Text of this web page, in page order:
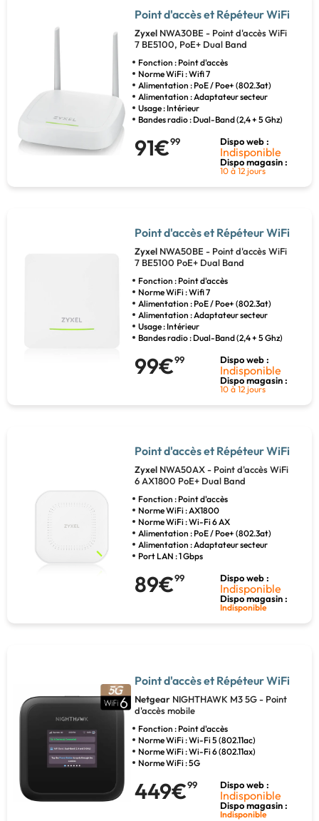
Point d'accès et Répéteur WiFi
Zyxel NWA30BE - Point d'accès WiFi
7 BE5100, PoE+ Dual Band
Fonction : Point d'accès
Norme WiFi : Wifi 7
Alimentation : PoE / Poe+ (802.3at)
Alimentation : Adaptateur secteur
Usage : Intérieur
Bandes radio : Dual-Band (2,4 + 5 Ghz)
91€99 Dispo web :
Indisponible
Dispo magasin :
10 à 12 jours
Point d'accès et Répéteur WiFi
Zyxel NWA50BE - Point d'accès WiFi
7 BE5100 PoE+ Dual Band
Fonction : Point d'accès
Norme WiFi : Wifi 7
Alimentation : PoE / Poe+ (802.3at)
Alimentation : Adaptateur secteur
Usage : Intérieur
Bandes radio : Dual-Band (2,4 + 5 Ghz)
99€99 Dispo web :
Indisponible
Dispo magasin :
10 à 12 jours
Point d'accès et Répéteur WiFi
Zyxel NWA50AX - Point d'accès WiFi
6 AX1800 PoE+ Dual Band
Fonction : Point d'accès
Norme WiFi : AX1800
Norme WiFi : Wi-Fi 6 AX
Alimentation : PoE / Poe+ (802.3at)
Alimentation : Adaptateur secteur
Port LAN : 1 Gbps
89€99 Dispo web :
Indisponible
Dispo magasin :
Indisponible
Point d'accès et Répéteur WiFi
Netgear NIGHTHAWK M3 5G - Point
d'accès mobile
Fonction : Point d'accès
Norme WiFi : Wi-Fi 5 (802.11ac)
Norme WiFi : Wi-Fi 6 (802.11ax)
Norme WiFi : 5G
449€99 Dispo web :
Indisponible
Dispo magasin :
Indisponible